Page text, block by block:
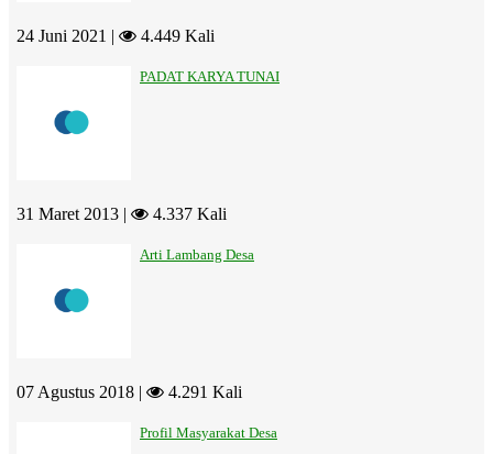
24 Juni 2021 | 4.449 Kali
PADAT KARYA TUNAI
31 Maret 2013 | 4.337 Kali
Arti Lambang Desa
07 Agustus 2018 | 4.291 Kali
Profil Masyarakat Desa